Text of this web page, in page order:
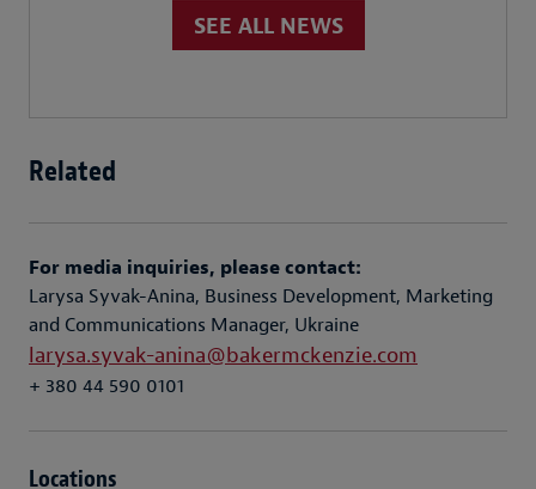
SEE ALL NEWS
Related
For media inquiries, please contact:
Larysa Syvak-Anina, Business Development, Marketing
and Communications Manager, Ukraine
larysa.syvak-anina@bakermckenzie.com
+ 380 44 590 0101
Locations